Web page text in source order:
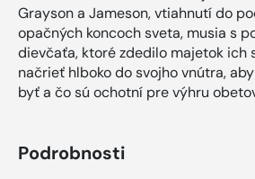
Grayson a Jameson, vtiahnutí do
opačných koncoch sveta, musia s
dievčaťa, ktoré zdedilo majetok ich
načrieť hlboko do svojho vnútra,
byť a čo sú ochotní pre výhru
Podrobnosti